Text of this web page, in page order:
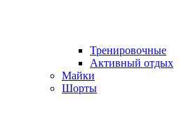
Тренировочные
Активный отдых
Майки
Шорты